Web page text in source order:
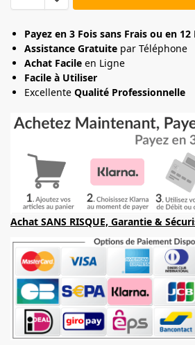
Payez en 3 Fois sans Frais ou en 12
Assistance Gratuite par Téléphone
Achat Facile en Ligne
Facile à Utiliser
Excellente Qualité Professionnelle
Achat SANS RISQUE, Garantie &